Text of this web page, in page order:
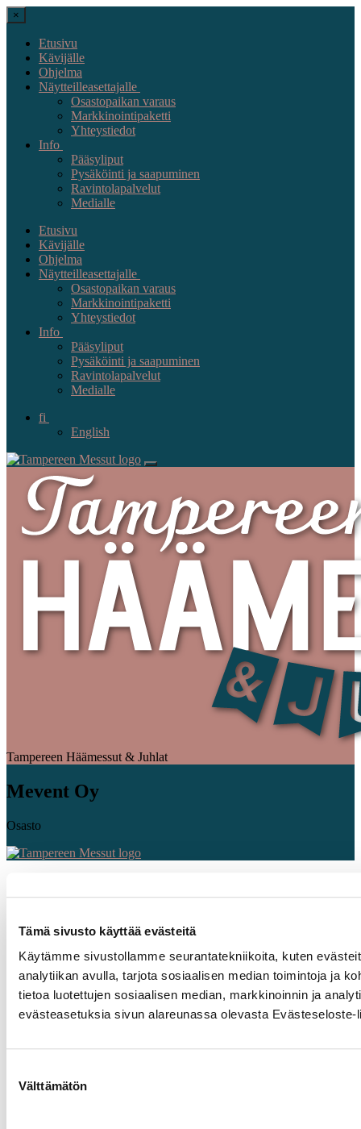
Tämä sivusto käyttää evästeitä
Käytämme sivustollamme seurantatekniikoita, kuten
analytiikan avulla, tarjota sosiaalisen median toimintoja ja
tietoa luotettujen sosiaalisen median, markkinoinnin ja
evästeasetuksia sivun alareunassa olevasta Evästeseloste-
valinta
Välttämätön
×
Etusivu
Kävijälle
Ohjelma
Näytteilleasettajalle
Osastopaikan varaus
Markkinointipaketti
Yhteystiedot
Info
Pääsyliput
Pysäköinti ja saapuminen
Ravintolapalvelut
Medialle
Etusivu
Kävijälle
Ohjelma
Näytteilleasettajalle
Osastopaikan varaus
Markkinointipaketti
Yhteystiedot
Info
Pääsyliput
Pysäköinti ja saapuminen
Ravintolapalvelut
Medialle
fi
English
Tampereen Häämessut & Juhlat
Mevent Oy
Osasto